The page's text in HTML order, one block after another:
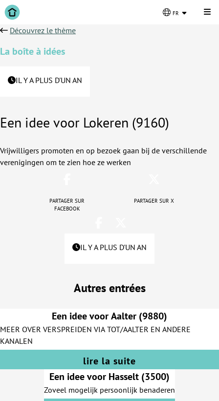
fr
Découvrez le thème
La boîte à idées
IL Y A PLUS D'UN AN
Een idee voor Lokeren (9160)
Vrijwilligers promoten en op bezoek gaan bij de verschillende
verenigingen om te zien hoe ze werken
Partager sur
Facebook
Partager sur X
IL Y A PLUS D'UN AN
Autres entrées
Een idee voor Aalter (9880)
MEER OVER VERSPREIDEN VIA TOT/AALTER EN ANDERE
KANALEN
lire la suite
Een idee voor Hasselt (3500)
Zoveel mogelijk persoonlijk benaderen